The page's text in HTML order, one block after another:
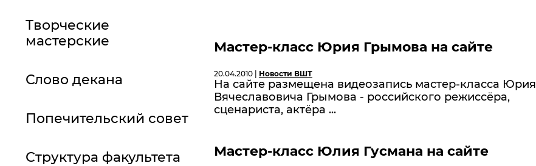
Творческие
мастерские
Слово декана
Попечительский совет
Структура факультета
Мастер-класс Юрия Грымова на сайте
20.04.2010 | Новости ВШТ
На сайте размещена видеозапись мастер-класса Юрия
Вячеславовича Грымова - российского режиссёра,
сценариста, актёра ...
Мастер-класс Юлия Гусмана на сайте